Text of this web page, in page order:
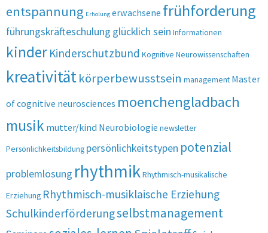
entspannung Erholung erwachsene frühforderung
führungskräfteschulung glücklich sein Informationen
kinder Kinderschutzbund Kognitive Neurowissenschaften
kreativitätkörperbewusstsein management Master
of cognitive neurosciences moenchengladbach
musik mutter/kind Neurobiologie newsletter
Persönlichkeitsbildung persönlichkeitstypen potenzial
problemlösung rhythmikRhythmisch-musikalische
Erziehung Rhythmisch-musiklaische Erziehung
Schulkinderförderungselbstmanagement